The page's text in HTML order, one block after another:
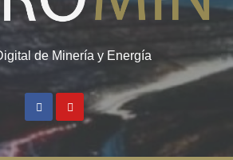
de Minería y Energía